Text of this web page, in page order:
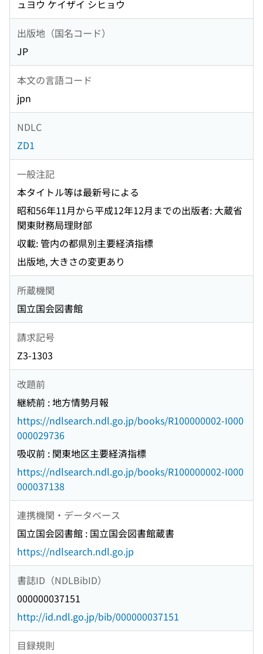
ュヨウ ケイザイ シヒョウ
出版地（国名コード）
JP
本文の言語コード
jpn
NDLC
ZD1
一般注記
本タイトル等は最新号による
昭和56年11月から平成12年12月までの出版者: 大蔵省
関東財務局理財部
収載: 管内の都県別主要経済指標
出版地, 大きさの変更あり
所蔵機関
国立国会図書館
請求記号
Z3-1303
改題前
継続前 : 地方情勢月報
https://ndlsearch.ndl.go.jp/books/R100000002-I000
000029736
吸収前 : 関東地区主要経済指標
https://ndlsearch.ndl.go.jp/books/R100000002-I000
000037138
連携機関・データベース
国立国会図書館 : 国立国会図書館蔵書
https://ndlsearch.ndl.go.jp
書誌ID（NDLBibID）
000000037151
http://id.ndl.go.jp/bib/000000037151
目録規則